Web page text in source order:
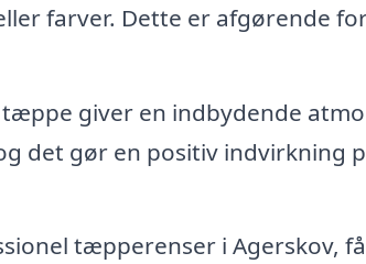
farver. Dette er afgørende
giver en indbydende
det gør en positiv indvirkning
tæpperenser i Agerskov,